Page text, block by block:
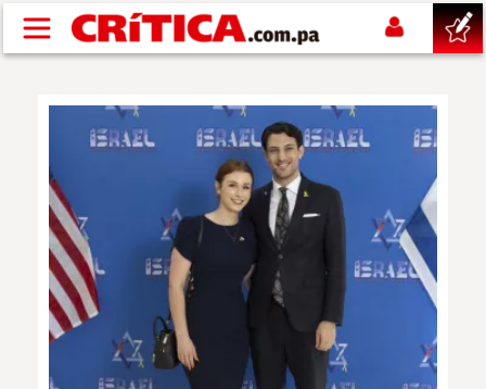
Pasar al contenido principal
NACIONAL
POLÍTICA
SHOW